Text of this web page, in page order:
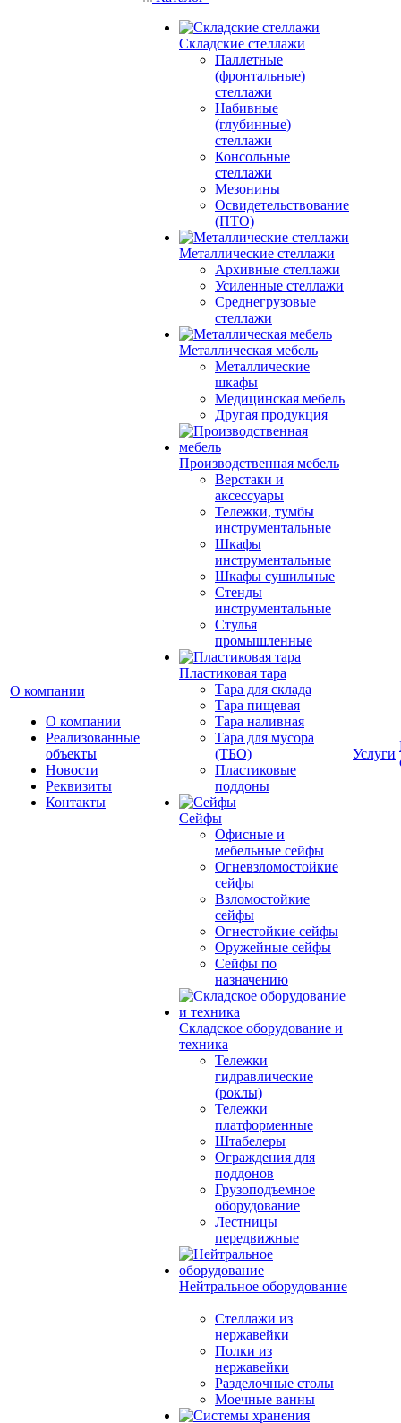
О компании
О компании
Реализованные
объекты
Новости
Реквизиты
Контакты
Складские стеллажи
Паллетные
(фронтальные)
стеллажи
Набивные
(глубинные)
стеллажи
Консольные
стеллажи
Мезонины
Освидетельствование
(ПТО)
Металлические стеллажи
Архивные стеллажи
Усиленные стеллажи
Среднегрузовые
стеллажи
Металлическая мебель
Металлические
шкафы
Медицинская мебель
Другая продукция
Производственная мебель
Верстаки и
аксессуары
Тележки, тумбы
инструментальные
Шкафы
инструментальные
Шкафы сушильные
Стенды
инструментальные
Cтулья
промышленные
Пластиковая тара
Тара для склада
Тара пищевая
Тара наливная
Тара для мусора
(ТБО)
Пластиковые
поддоны
Сейфы
Офисные и
мебельные сейфы
Огневзломостойкие
сейфы
Взломостойкие
сейфы
Огнестойкие сейфы
Оружейные сейфы
Сейфы по
назначению
Складское оборудование и
техника
Тележки
гидравлические
(роклы)
Тележки
платформенные
Штабелеры
Ограждения для
поддонов
Грузоподъемное
оборудование
Лестницы
передвижные
Нейтральное оборудование
Стеллажи из
нержавейки
Полки из
нержавейки
Разделочные столы
Моечные ванны
Услуги